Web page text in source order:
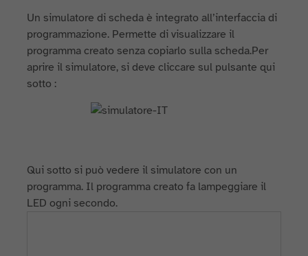
Un simulatore di scheda è integrato all’interfaccia di
programmazione. Permette di visualizzare il
programma creato senza copiarlo sulla scheda.Per
aprire il simulatore, si deve cliccare sul pulsante qui
sotto :
Qui sotto si può vedere il simulatore con un
programma. Il programma creato fa lampeggiare il
LED ogni secondo.